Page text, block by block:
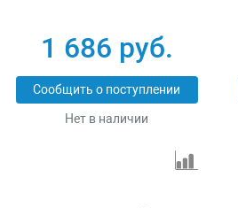
1 686 руб.
Сообщить о поступлении
Нет в наличии